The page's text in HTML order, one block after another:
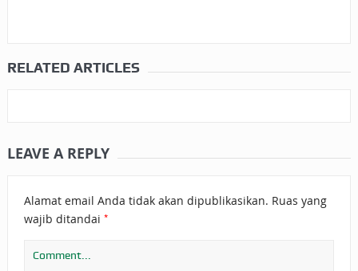
RELATED ARTICLES
LEAVE A REPLY
Alamat email Anda tidak akan dipublikasikan. Ruas yang
wajib ditandai *